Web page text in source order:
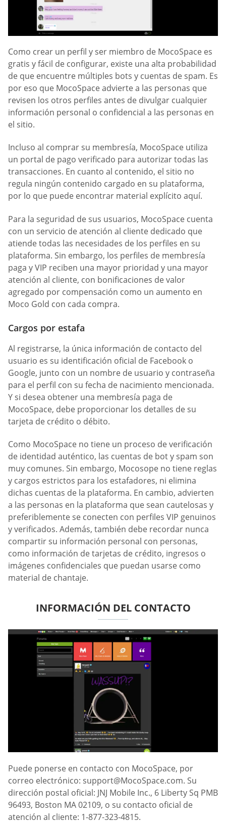
Como crear un perfil y ser miembro de MocoSpace es
gratis y fácil de configurar, existe una alta probabilidad
de que encuentre múltiples bots y cuentas de spam. Es
por eso que MocoSpace advierte a las personas que
revisen los otros perfiles antes de divulgar cualquier
información personal o confidencial a las personas en
el sitio.
Incluso al comprar su membresía, MocoSpace utiliza
un portal de pago verificado para autorizar todas las
transacciones. En cuanto al contenido, el sitio no
regula ningún contenido cargado en su plataforma,
por lo que puede encontrar material explícito aquí.
Para la seguridad de sus usuarios, MocoSpace cuenta
con un servicio de atención al cliente dedicado que
atiende todas las necesidades de los perfiles en su
plataforma. Sin embargo, los perfiles de membresía
paga y VIP reciben una mayor prioridad y una mayor
atención al cliente, con bonificaciones de valor
agregado por compensación como un aumento en
Moco Gold con cada compra.
Cargos por estafa
Al registrarse, la única información de contacto del
usuario es su identificación oficial de Facebook o
Google, junto con un nombre de usuario y contraseña
para el perfil con su fecha de nacimiento mencionada.
Y si desea obtener una membresía paga de
MocoSpace, debe proporcionar los detalles de su
tarjeta de crédito o débito.
Como MocoSpace no tiene un proceso de verificación
de identidad auténtico, las cuentas de bot y spam son
muy comunes. Sin embargo, Mocosope no tiene reglas
y cargos estrictos para los estafadores, ni elimina
dichas cuentas de la plataforma. En cambio, advierten
a las personas en la plataforma que sean cautelosas y
preferiblemente se conecten con perfiles VIP genuinos
y verificados. Además, también debe recordar nunca
compartir su información personal con personas,
como información de tarjetas de crédito, ingresos o
imágenes confidenciales que puedan usarse como
material de chantaje.
INFORMACIÓN DEL CONTACTO
Puede ponerse en contacto con MocoSpace, por
correo electrónico: support@MocoSpace.com. Su
dirección postal oficial: JNJ Mobile Inc., 6 Liberty Sq PMB
96493, Boston MA 02109, o su contacto oficial de
atención al cliente: 1-877-323-4815.